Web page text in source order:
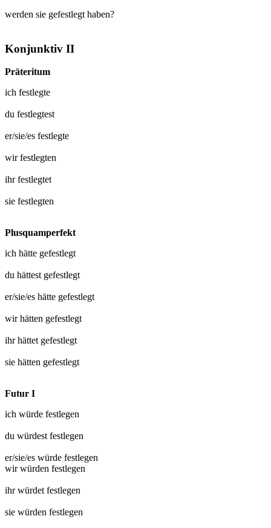
werden sie gefestlegt haben?
Konjunktiv II
Präteritum
ich festlegte
du festlegtest
er/sie/es festlegte
wirfestlegten
ihrfestlegtet
sie festlegten
Plusquamperfekt
ich hätte gefestlegt
du hättest gefestlegt
er/sie/es hätte gefestlegt
wir hätten gefestlegt
ihr hättet gefestlegt
sie hätten gefestlegt
Futur I
ich würde festlegen
du würdestfestlegen
er/sie/es würde festlegen
wir würden festlegen
ihr würdetfestlegen
sie würden festlegen